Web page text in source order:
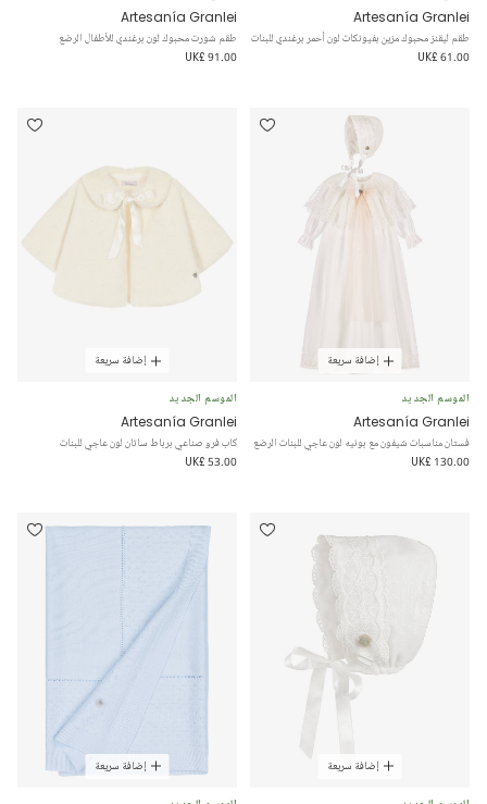
Artesanía Granlei
طقم ليقنز محبوك مزين بفيونكات لون أحمر برغندي للبنات
UK£ 61.00
Artesanía Granlei
طقم شورت محبوك لون برغندي للأطفال الرضع
UK£ 91.00
إضافة سريعة
الموسم الجديد
Artesanía Granlei
فستان مناسبات شيفون مع بونيه لون عاجي للبنات الرضع
UK£ 130.00
إضافة سريعة
الموسم الجديد
Artesanía Granlei
كاب فرو صناعي برباط ساتان لون عاجي للبنات
UK£ 53.00
إضافة سريعة إضافة سريعة